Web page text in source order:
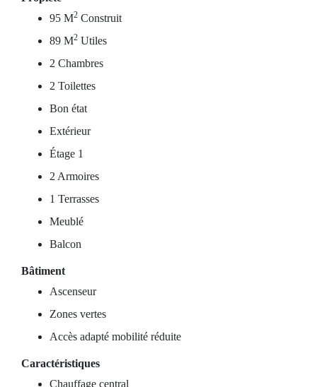
95 M2 Construit
89 M2 Utiles
2 Chambres
2 Toilettes
Bon état
Extérieur
Étage 1
2 Armoires
1 Terrasses
Meublé
Balcon
Bâtiment
Ascenseur
Zones vertes
Accès adapté mobilité réduite
Caractéristiques
Chauffage central